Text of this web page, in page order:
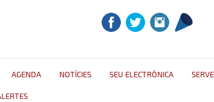
AGENDA NOTÍCIES SEU ELECTRÒNICA